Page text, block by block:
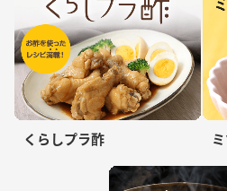
くらしプラ酢